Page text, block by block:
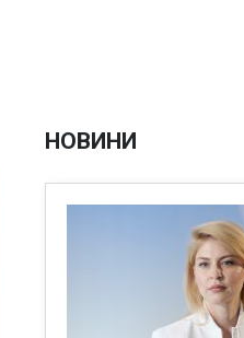
НОВИНИ